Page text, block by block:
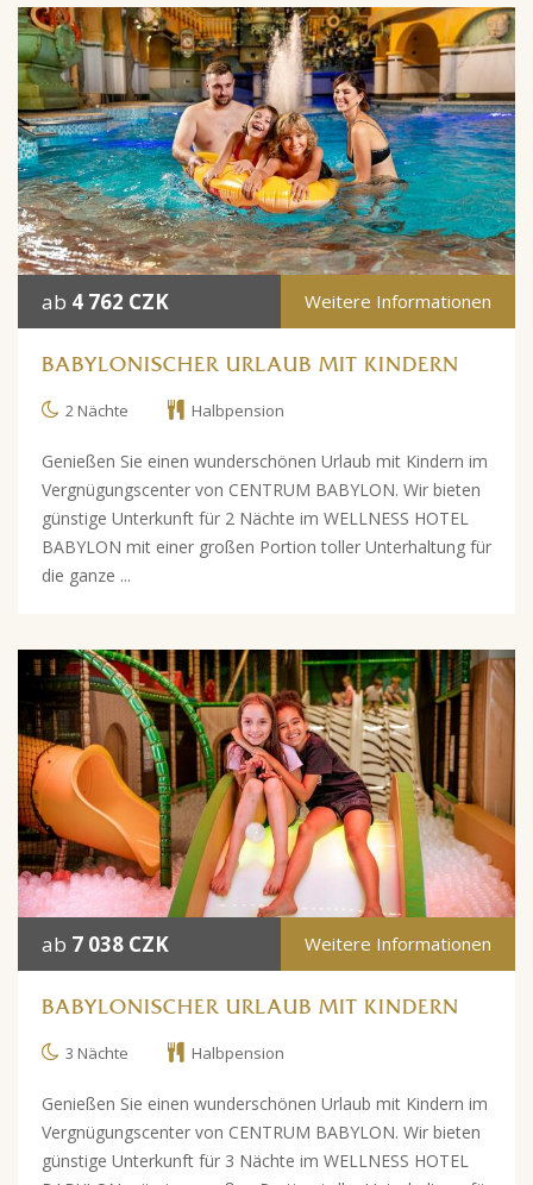
ab 4 762 CZK Weitere Informationen
BABYLONISCHER URLAUB MIT KINDERN
2 Nächte Halbpension
Genießen Sie einen wunderschönen Urlaub mit Kindern im
Vergnügungscenter von CENTRUM BABYLON. Wir bieten
günstige Unterkunft für 2 Nächte im WELLNESS HOTEL
BABYLON mit einer großen Portion toller Unterhaltung für
die ganze ...
ab 7 038 CZK Weitere Informationen
BABYLONISCHER URLAUB MIT KINDERN
3 Nächte Halbpension
Genießen Sie einen wunderschönen Urlaub mit Kindern im
Vergnügungscenter von CENTRUM BABYLON. Wir bieten
günstige Unterkunft für 3 Nächte im WELLNESS HOTEL